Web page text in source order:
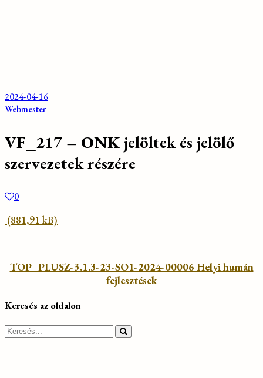
2024-04-16
Webmester
VF_217 – ONK jelöltek és jelölő
szervezetek részére
0
TOP_PLUSZ-3.1.3-23-SO1-2024-00006 Helyi humán
fejlesztések
Keresés az oldalon
Search